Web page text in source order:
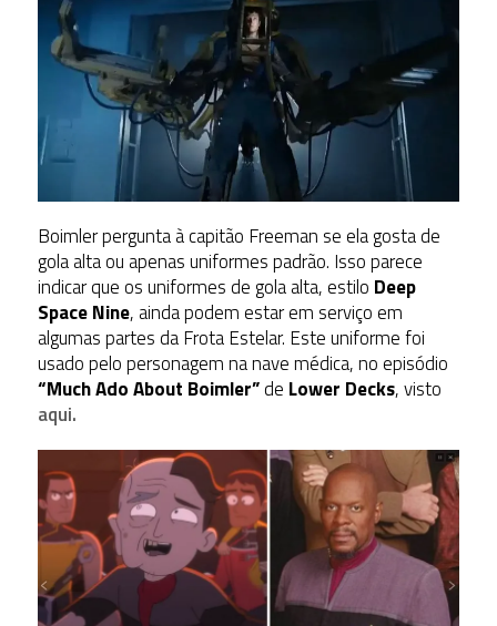
Boimler pergunta à capitão Freeman se ela gosta de
gola alta ou apenas uniformes padrão. Isso parece
indicar que os uniformes de gola alta, estilo Deep
Space Nine, ainda podem estar em serviço em
algumas partes da Frota Estelar. Este uniforme foi
usado pelo personagem na nave médica, no episódio
“Much Ado About Boimler”de Lower Decks, visto
aqui.